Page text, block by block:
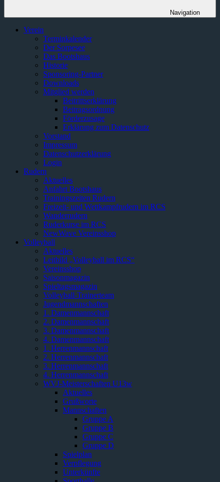
Navigation
Verein
Terminkalender
Der Sorpesee
Das Bootshaus
Historie
Sponsoring-Partner
Downloads
Mitglied werden
Beitrittserklärung
Beitragsordnung
Förderzusage
Erklärung zum Datenschutz
Vorstand
Impressum
Datenschutzerklärung
Login
Rudern
Aktuelles
Anfahrt Bootshaus
Trainingszeiten Rudern
Freizeit- und Wettkampfrudern im RCS
Wanderrudern
Ruderkurse im RCS
NewWave Vereinsshop
Volleyball
Aktuelles
Leitbild „Volleyball im RCS“
Vereinsshop
Saisonmagazin
Spieltagsmagazin
Volleyball-Trainerteam
Jugendmannschaften
1. Damenmannschaft
2. Damenmannschaft
3. Damenmannschaft
4. Damenmannschaft
1. Herrenmannschaft
2. Herrenmannschaft
3. Herrenmannschaft
4. Herrenmannschaft
WVJ-Meisterschaften U13w
Aktuelles
Grußworte
Mannschaften
Gruppe A
Gruppe B
Gruppe C
Gruppe D
Spielplan
Verpflegung
Unterkünfte